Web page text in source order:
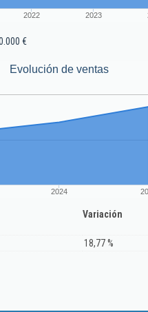
2022 2023
€
Evolución de ventas
2024
Variación
18,77 %